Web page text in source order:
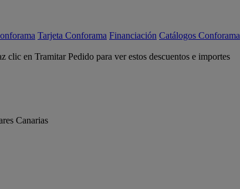
Tarjeta Conforama Financiación Catálogos Conforama
en Tramitar Pedido para ver estos descuentos e importes
Canarias